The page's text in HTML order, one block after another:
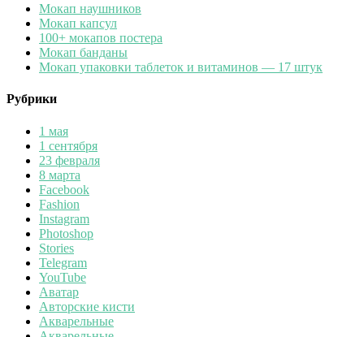
Мокап наушников
Мокап капсул
100+ мокапов постера
Мокап банданы
Мокап упаковки таблеток и витаминов — 17 штук
Рубрики
1 мая
1 сентября
23 февраля
8 марта
Facebook
Fashion
Instagram
Photoshop
Stories
Telegram
YouTube
Аватар
Авторские кисти
Акварельные